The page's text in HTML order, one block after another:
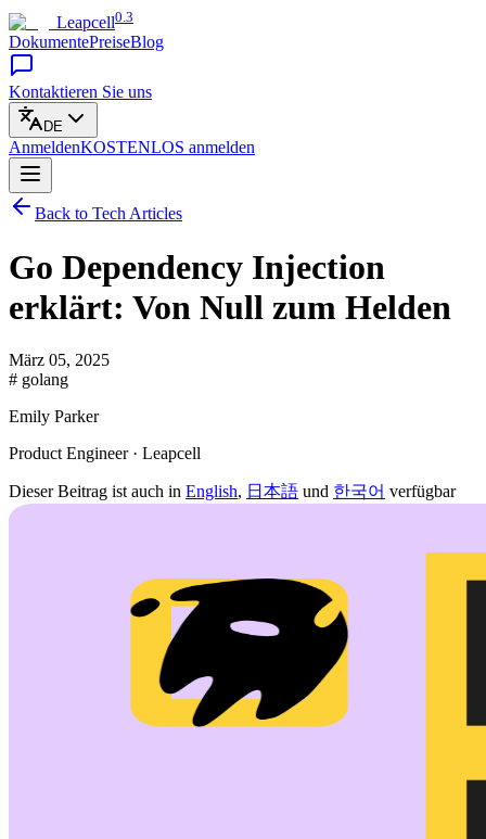
Leapcell0.3
DokumentePreiseBlog
Kontaktieren Sie uns
DE
AnmeldenKOSTENLOS anmelden
Back to Tech Articles
Go Dependency Injection
erklärt: Von Null zum Helden
März 05, 2025
# golang
Emily Parker
Product Engineer · Leapcell
Dieser Beitrag ist auch in English, 日本語 und 한국어 verfügbar